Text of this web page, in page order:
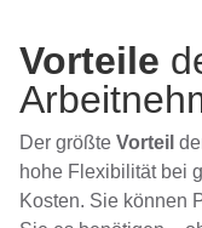
Vorteile
Der größte Vorteil
hohe Flexibilität bei
Kosten. Sie können